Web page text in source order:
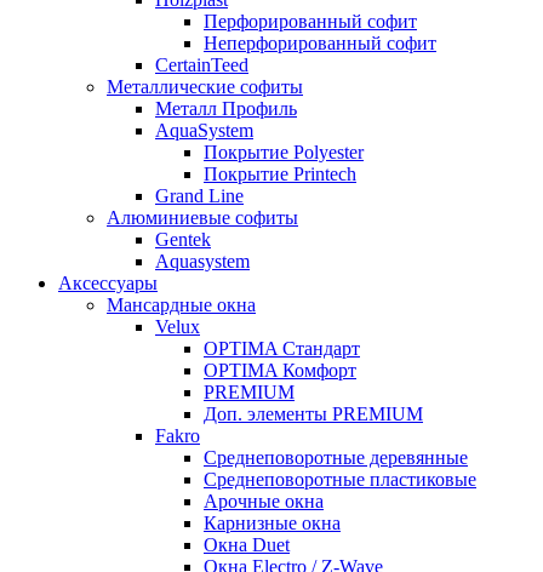
Перфорированный софит
Неперфорированный софит
CertainTeed
Металлические софиты
Металл Профиль
AquaSystem
Покрытие Polyester
Покрытие Printech
Grand Line
Алюминиевые софиты
Gentek
Aquasystem
Аксессуары
Мансардные окна
Velux
OPTIMA Стандарт
OPTIMA Комфорт
PREMIUM
Доп. элементы PREMIUM
Fakro
Cреднеповоротные деревянные
Cреднеповоротные пластиковые
Арочные окна
Карнизные окна
Окна Duet
Окна Electro / Z-Wave